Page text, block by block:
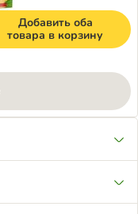
Добавить оба
товара в корзину